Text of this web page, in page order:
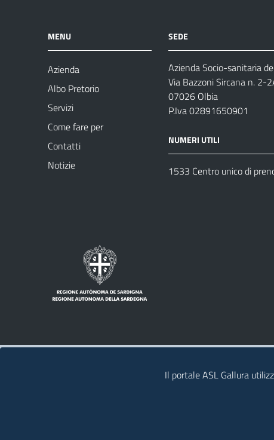
MENU
Azienda
Albo Pretorio
Servizi
Come fare per
Contatti
Notizie
SEDE
Azienda Socio-sanitaria
Via Bazzoni Sircana n. 2-
07026 Olbia
P.Iva 02891650901
NUMERI UTILI
1533 Centro unico di
Il portale ASL Gallura